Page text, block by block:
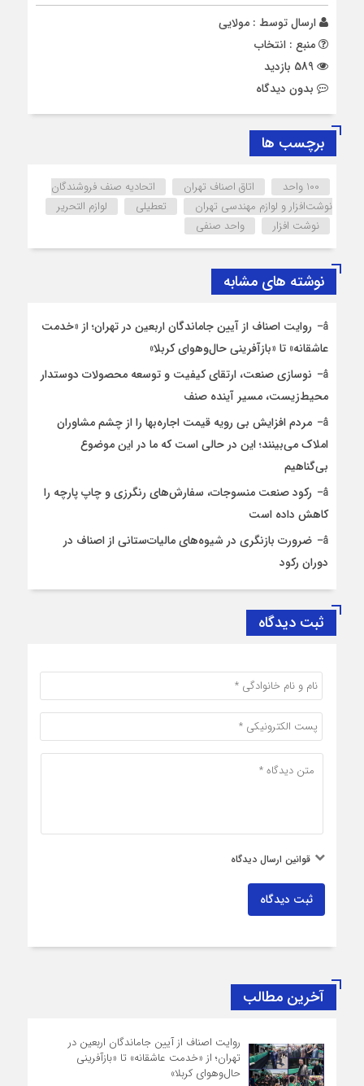
ارسال توسط : مولایی
منبع : انتخاب
بدون دیدگاه
برچسب ها
100 واحد اتاق اصناف تهران
اتحادیه صنف فروشندگان
نوشت‌افزار و لوازم مهندسی تهران
تعطیلی
لوازم التحریر
نوشت افزار
واحد صنفی
نوشته های مشابه
روایت اصناف از آیین جاماندگان اربعین در تهران؛ از «خدمت
عاشقانه» تا «بازآفرینی حال‌وهوای کربلا»
نوسازی صنعت، ارتقای کیفیت و توسعه محصولات دوستدار
محیط‌زیست، مسیر آینده صنف
مردم افزایش بی رویه قیمت اجاره‌بها را از چشم مشاوران
املاک می‌بینند؛ این در حالی است که ما در این موضوع
بی‌گناهیم
رکود صنعت منسوجات، سفارش‌های رنگرزی و چاپ پارچه را
کاهش داده است
ضرورت بازنگری در شیوه‌های مالیات‌ستانی از اصناف در
دوران رکود
ثبت دیدگاه
قوانین ارسال دیدگاه
ثبت دیدگاه
آخرین مطالب
روایت اصناف از آیین جاماندگان اربعین در
تهران؛ از «خدمت عاشقانه» تا «بازآفرینی
حال‌وهوای کربلا»